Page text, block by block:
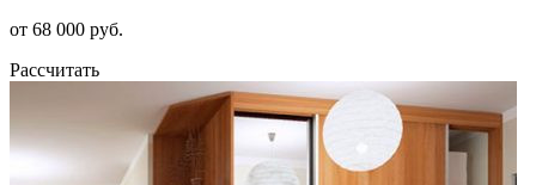
от 68 000 руб.
Рассчитать